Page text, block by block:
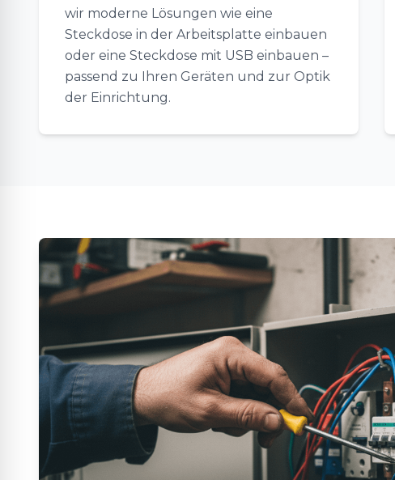
wir moderne Lösungen wie eine
Steckdose in der Arbeitsplatte einbauen
oder eine Steckdose mit USB einbauen –
passend zu Ihren Geräten und zur Optik
der Einrichtung.